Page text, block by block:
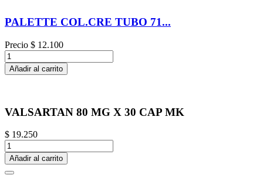
PALETTE COL.CRE TUBO 71...
Precio $ 12.100
Añadir al carrito
VALSARTAN 80 MG X 30 CAP MK
$ 19.250
Añadir al carrito